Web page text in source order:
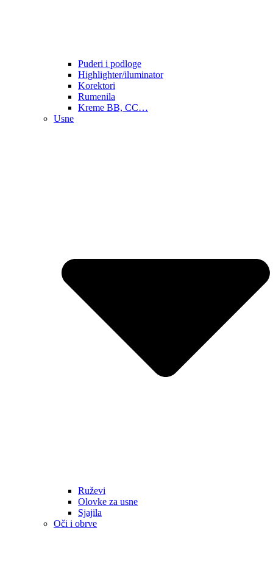
Puderi i podloge
Highlighter/iluminator
Korektori
Rumenila
Kreme BB, CC…
Usne
Ruževi
Olovke za usne
Sjajila
Oči i obrve